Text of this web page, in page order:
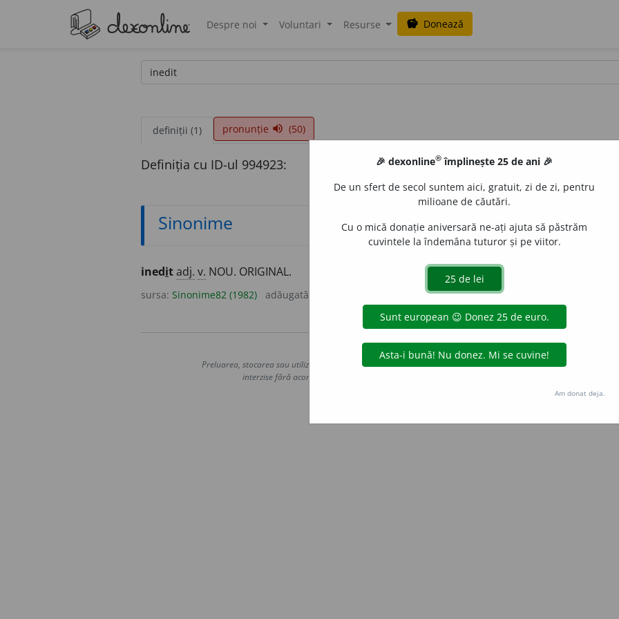
Despre noi Voluntari Resurse savings Donează
definiții (1) pronunție volume_up (50)
Definiția cu ID-ul 994923:
Sinonime
ineditadj. v. NOU. ORIGINAL.
sursa: Sinonime82 (1982) adăugată de acțiuni
Copyright © 2004-2026 dexonline (https://dexonline.ro)
Preluarea, stocarea sau utilizarea datelor de pe acest site, inclusiv prin orice metode de extragere automată
interzise fără acordul nostru prealabil scris, cu excepția seturilor de date oferite oficial spre utilizare
Hosterion
🎉 dexonline® împlinește 25 de ani 🎉
De un sfert de secol suntem aici, gratuit, zi de zi, pentru
milioane de căutări.
Cu o mică donație aniversară ne-ați ajuta să păstrăm
cuvintele la îndemâna tuturor și pe viitor.
Am donat deja.